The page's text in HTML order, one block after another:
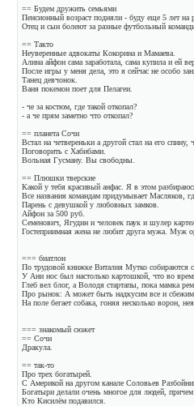
== Будем дружить семьями
Пенсионный возраст подняли - буду еще 5 лет на
Отец и сын болеют за разные футбольный
== Такто
Неуверенные адвокаты Кокорина и Мамаева.
Алина айфон сама заработала, сама купила и ей
После игры у меня дела, это я сейчас не особо
Танец девчонок.
Ваня покемон поет для Пелагеи.
- че за костюм, где такой откопал?
- а че прям заметно что откопал?
== планета Сочи
Встал на четвереньки а другой стал на его спину,
Поговорить с Хабибами.
Вольная Гусману. Вы свободны.
== Плюшки тверские
Какой у тебя красивый анфас. Я в этом
Все названия командам придумывает Масляков,
Парень с девушкой у любовных замков.
Айфон за 500 руб.
Семенович, Ягудин и человек паук и шулер
Гостеприимная жена не любит друга мужа. Муж
=== биатлон
По трудовой книжке Виталия Мутко собираются
У Ани нос был настолько картошкой, что во
Глеб вел блог, а Володя стартапы, пока мамка
Про рынок: А может быть надкусим все и сбежим.
На поле бегает собака, гоняя несколько ворон,
=== знакомый сюжет
== Сочи
Дракула.
== так-то
Про трех богатырей.
С Америкой на другом канале Соловьев
Богатыри делали очень многое для людей,
Кто Кисилём подавился.